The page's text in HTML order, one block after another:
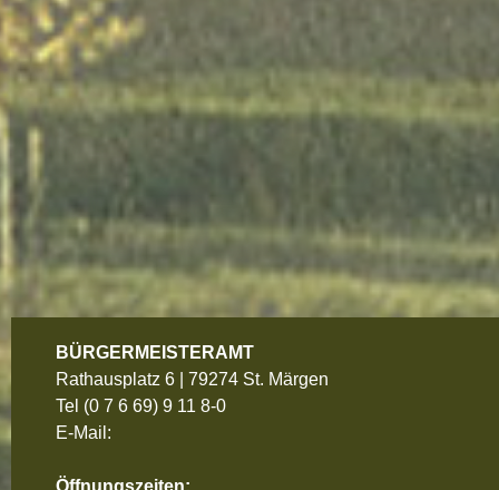
BÜRGERMEISTERAMT
Rathausplatz 6 | 79274 St. Märgen
Tel (0 7 6 69) 9 11 8-0
E-Mail:
Öffnungszeiten: